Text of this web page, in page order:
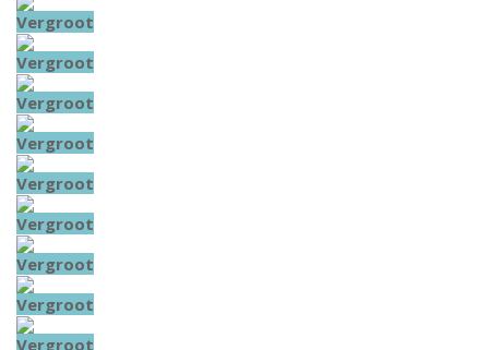
Vergroot
Vergroot
Vergroot
Vergroot
Vergroot
Vergroot
Vergroot
Vergroot
Vergroot